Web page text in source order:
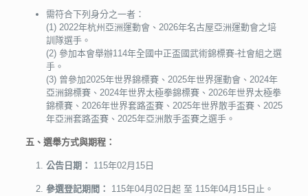
需符合下列身分之一者：
(1) 2022年杭州亞洲運動會、2026年名古屋亞洲運動會之培
訓隊選手。
(2) 參加本會舉辦114年全國中正盃國武術錦標賽-社會組之選
手。
(3) 曾參加2025年世界錦標賽、2025年世界運動會、2024年
亞洲錦標賽、2024年世界太極拳錦標賽、2026年世界太極拳
錦標賽、2026年世界套路盃賽、2025年世界散手盃賽、2025
年亞洲套路盃賽、2025年亞洲散手盃賽之選手。
五、選舉方式與期程：
公告日期： 115年02月15日
參選登記期間： 115年04月02日起 至 115年04月15日止。